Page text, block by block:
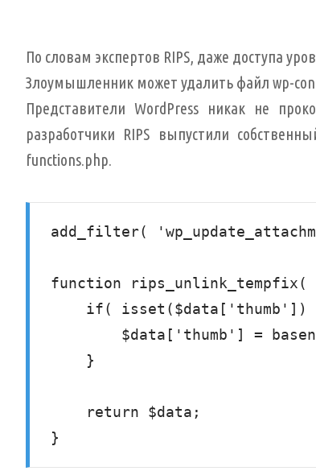
По словам экспертов RIPS, даже доступа
Злоумышленник может удалить файл wp-
Представители WordPress никак не
разработчики RIPS выпустили
functions.php.
add_filter(
function
}